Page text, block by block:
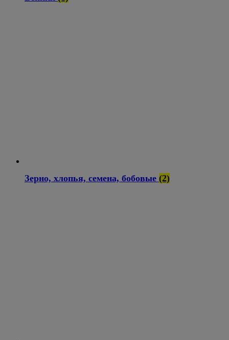
Зерно, хлопья, семена, бобовые (2)